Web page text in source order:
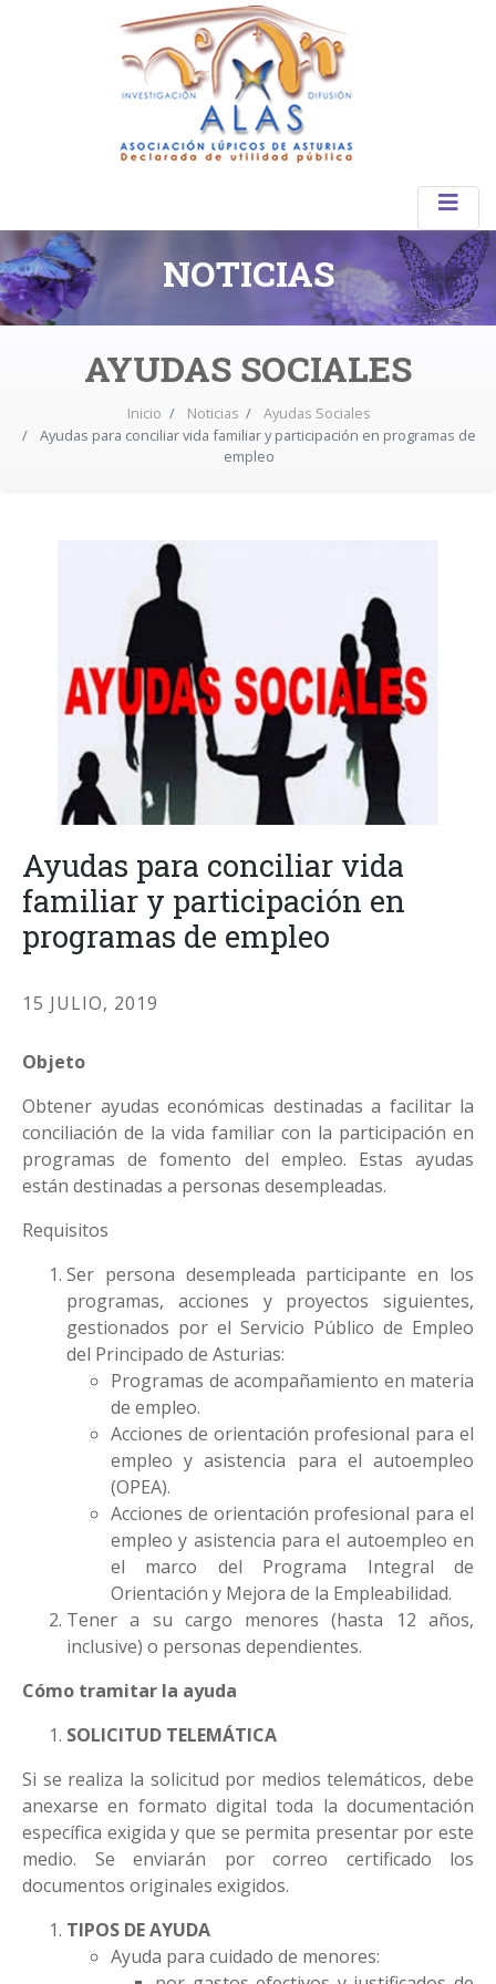
NOTICIAS
AYUDAS SOCIALES
Inicio Noticias
Ayudas Sociales
Ayudas para conciliar vida familiar y participación en programas de
empleo
Ayudas para conciliar vida
familiar y participación en
programas de empleo
15 JULIO, 2019
Objeto
Obtener ayudas económicas destinadas a facilitar la
conciliación de la vida familiar con la participación en
programas de fomento del empleo. Estas ayudas
están destinadas a personas desempleadas.
Requisitos
Ser persona desempleada participante en los
programas, acciones y proyectos siguientes,
gestionados por el Servicio Público de Empleo
del Principado de Asturias:
Programas de acompañamiento en materia
de empleo.
Acciones de orientación profesional para el
empleo y asistencia para el autoempleo
(OPEA).
Acciones de orientación profesional para el
empleo y asistencia para el autoempleo en
el marco del Programa Integral de
Orientación y Mejora de la Empleabilidad.
Tener a su cargo menores (hasta 12 años,
inclusive) o personas dependientes.
Cómo tramitar la ayuda
SOLICITUD TELEMÁTICA
Si se realiza la solicitud por medios telemáticos, debe
anexarse en formato digital toda la documentación
específica exigida y que se permita presentar por este
medio. Se enviarán por correo certificado los
documentos originales exigidos.
TIPOS DE AYUDA
Ayuda para cuidado de menores: